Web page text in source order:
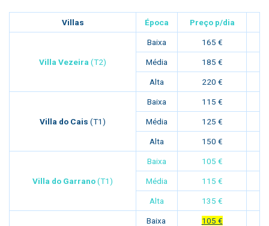
Villas Época Preço p/dia
Villa Vezeira (T2)
Baixa 165 €
Média 185 €
Alta 220 €
Villa do Cais (T1)
Baixa 115 €
Média 125 €
Alta 150 €
Villa do Garrano(T1)
Baixa 105 €
Média 115 €
Alta 135 €
Baixa 105 €